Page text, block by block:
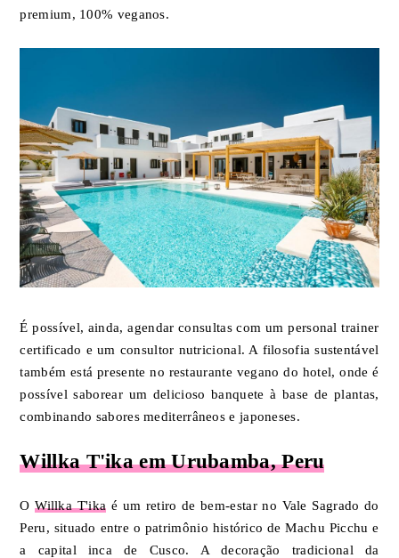
premium, 100% veganos.
É possível, ainda, agendar consultas com um personal trainer
certificado e um consultor nutricional. A filosofia sustentável
também está presente no restaurante vegano do hotel, onde é
possível saborear um delicioso banquete à base de plantas,
combinando sabores mediterrâneos e japoneses.
Willka T'ika em Urubamba, Peru
OWillka T'ika é um retiro de bem-estar no Vale Sagrado do
Peru, situado entre o patrimônio histórico de Machu Picchu e
a capital inca de Cusco. A decoração tradicional da